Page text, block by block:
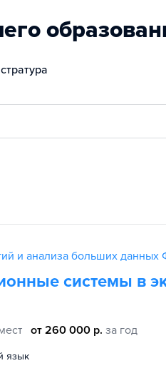
и анализа больших данных
системы в
от 260 000 р. за год
язык